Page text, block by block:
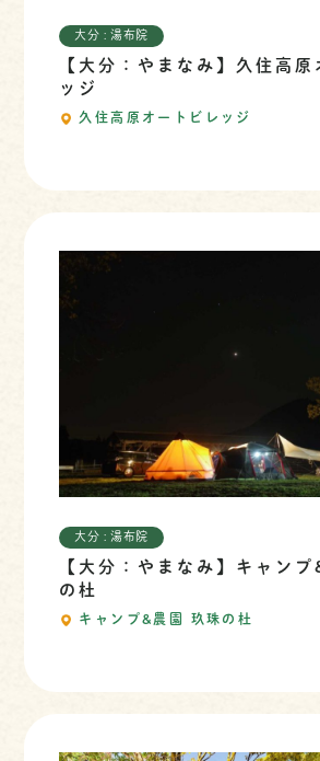
大分 : 湯布院
【大分：やまなみ】久住高原
ッジ
久住高原オートビレッジ
大分 : 湯布院
【大分：やまなみ】キャン
の杜
キャンプ&農園 玖珠の杜